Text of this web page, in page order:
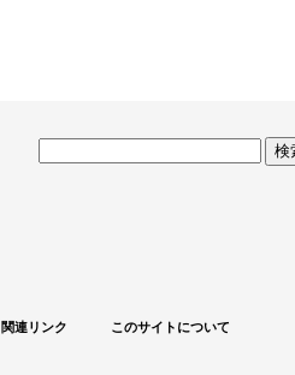
関連リンク このサイトについて